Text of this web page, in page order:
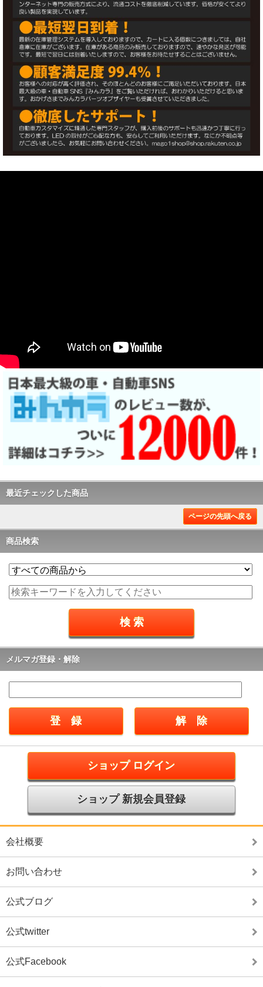
最近チェックした商品
ページの先頭へ戻る
商品検索
メルマガ登録・解除
ショップ ログイン
ショップ 新規会員登録
会社概要
お問い合わせ
公式ブログ
公式twitter
公式Facebook